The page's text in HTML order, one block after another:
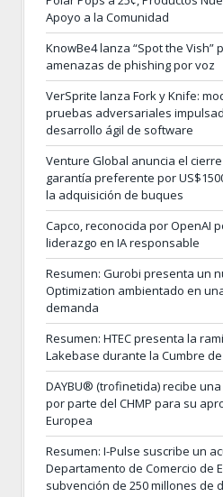
Apoyo a la Comunidad
KnowBe4 lanza “Spot the Vish”
amenazas de phishing por voz
VerSprite lanza Fork y Knife:
pruebas adversariales
desarrollo ágil de software
Venture Global anuncia el
garantía preferente por
la adquisición de buques
Capco, reconocida por OpenAI
liderazgo en IA responsable
Resumen: Gurobi presenta un
Optimization ambientado en
demanda
Resumen: HTEC presenta la
Lakebase durante la Cumbre
DAYBU® (trofinetida) recibe
por parte del CHMP para su
Europea
Resumen: I-Pulse suscribe un
Departamento de Comercio de
subvención de 250 millones de